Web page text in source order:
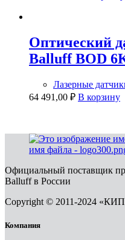
Оптический
Balluff BOD
Лазерные
64 491,00 ₽ В корзину
Официальный поставщик
Balluff в России
Copyright © 2011-2024
Компания